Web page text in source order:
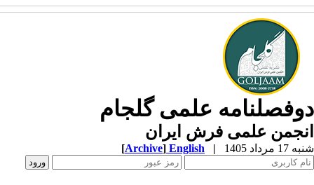
علمی گلجام
علمی فرش ایران
مرداد 1405 |
English
[Archive]